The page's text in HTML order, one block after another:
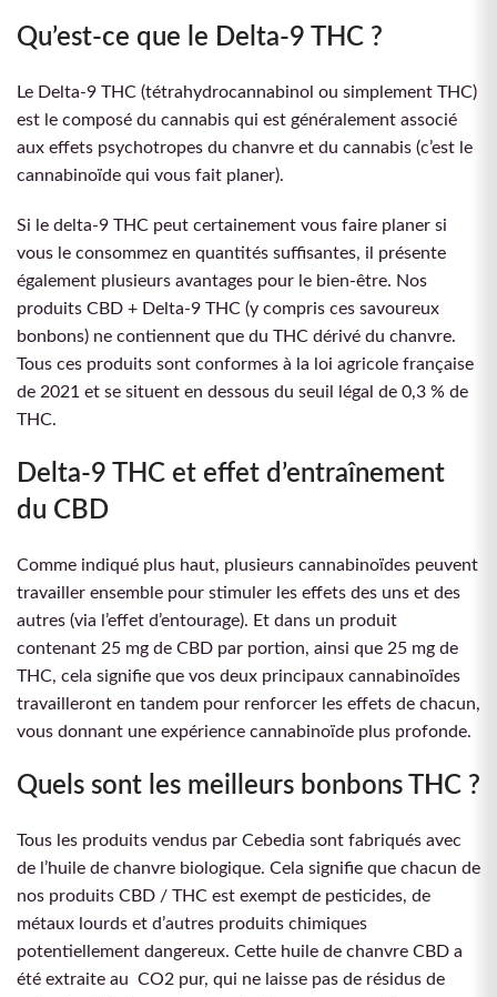
Qu’est-ce que le Delta-9 THC ?
Le Delta-9 THC (tétrahydrocannabinol ou simplement THC)
est le composé du cannabis qui est généralement associé
aux effets psychotropes du chanvre et du cannabis (c’est le
cannabinoïde qui vous fait planer).
Si le delta-9 THC peut certainement vous faire planer si
vous le consommez en quantités suffisantes, il présente
également plusieurs avantages pour le bien-être. Nos
produits CBD + Delta-9 THC (y compris ces savoureux
bonbons) ne contiennent que du THC dérivé du chanvre.
Tous ces produits sont conformes à la loi agricole française
de 2021 et se situent en dessous du seuil légal de 0,3 % de
THC.
Delta-9 THC et effet d’entraînement
du CBD
Comme indiqué plus haut, plusieurs cannabinoïdes peuvent
travailler ensemble pour stimuler les effets des uns et des
autres (via l’effet d’entourage). Et dans un produit
contenant 25 mg de CBD par portion, ainsi que 25 mg de
THC, cela signifie que vos deux principaux cannabinoïdes
travailleront en tandem pour renforcer les effets de chacun,
vous donnant une expérience cannabinoïde plus profonde.
Quels sont les meilleurs bonbons THC ?
Tous les produits vendus par Cebedia sont fabriqués avec
de l’huile de chanvre biologique. Cela signifie que chacun de
nos produits CBD / THC est exempt de pesticides, de
métaux lourds et d’autres produits chimiques
potentiellement dangereux. Cette huile de chanvre CBD a
été extraite au CO2 pur, qui ne laisse pas de résidus de